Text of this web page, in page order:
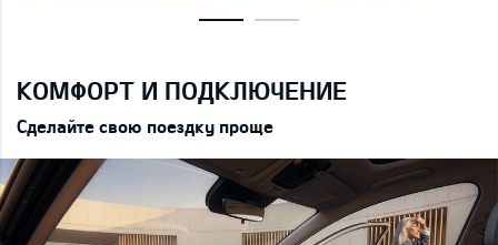
КОМФОРТ И ПОДКЛЮЧЕНИЕ
Сделайте свою поездку проще